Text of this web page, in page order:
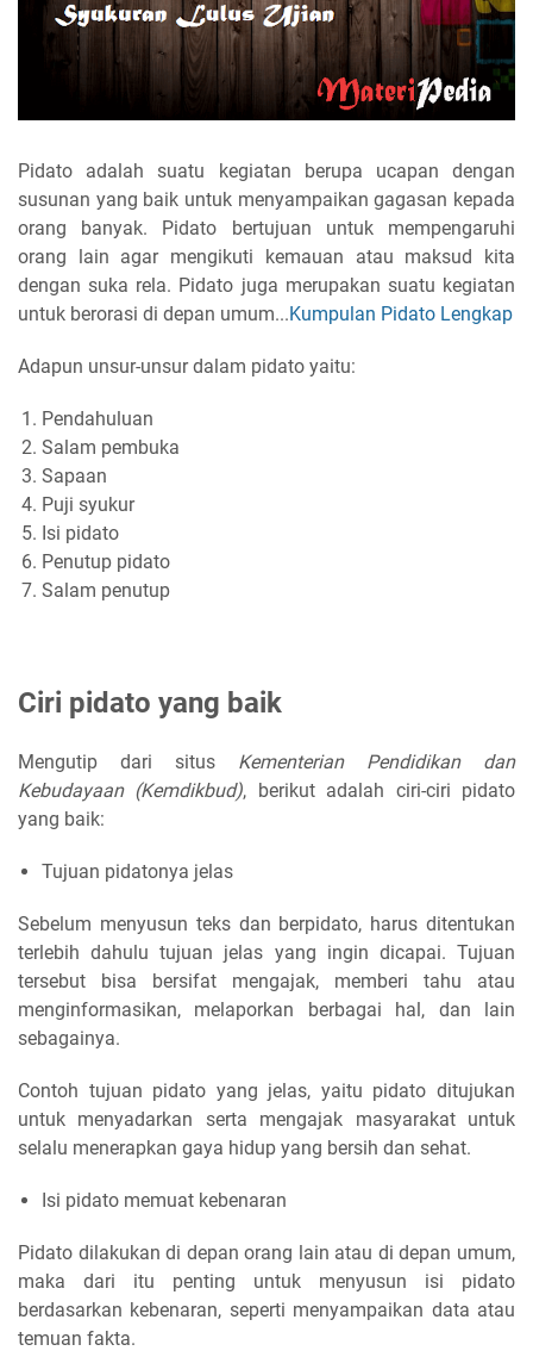
Pidato adalah suatu kegiatan berupa ucapan dengan
susunan yang baik untuk menyampaikan gagasan kepada
orang banyak. Pidato bertujuan untuk mempengaruhi
orang lain agar mengikuti kemauan atau maksud kita
dengan suka rela. Pidato juga merupakan suatu kegiatan
untuk berorasi di depan umum...Kumpulan Pidato Lengkap
Adapun unsur-unsur dalam pidato yaitu:
Pendahuluan
Salam pembuka
Sapaan
Puji syukur
Isi pidato
Penutup pidato
Salam penutup
Ciri pidato yang baik
Mengutip dari situs Kementerian Pendidikan dan
Kebudayaan (Kemdikbud), berikut adalah ciri-ciri pidato
yang baik:
Tujuan pidatonya jelas
Sebelum menyusun teks dan berpidato, harus ditentukan
terlebih dahulu tujuan jelas yang ingin dicapai. Tujuan
tersebut bisa bersifat mengajak, memberi tahu atau
menginformasikan, melaporkan berbagai hal, dan lain
sebagainya.
Contoh tujuan pidato yang jelas, yaitu pidato ditujukan
untuk menyadarkan serta mengajak masyarakat untuk
selalu menerapkan gaya hidup yang bersih dan sehat.
Isi pidato memuat kebenaran
Pidato dilakukan di depan orang lain atau di depan umum,
maka dari itu penting untuk menyusun isi pidato
berdasarkan kebenaran, seperti menyampaikan data atau
temuan fakta.